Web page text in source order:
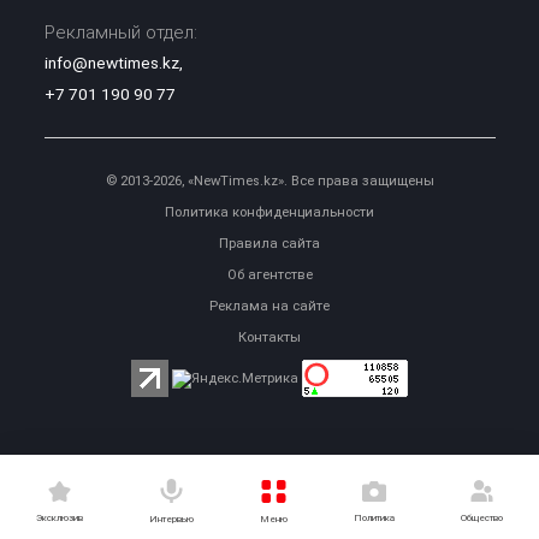
Эксклюзив Интервью Меню Политика Общество
Рекламный отдел:
info@newtimes.kz,
+7 701 190 90 77
© 2013-2026, «NewTimes.kz». Все права защищены
Политика конфиденциальности
Правила сайта
Об агентстве
Реклама на сайте
Контакты